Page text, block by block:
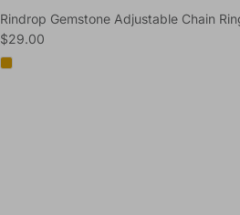
Rindrop Gemstone Adjustable Chain
Regular price
$29.00